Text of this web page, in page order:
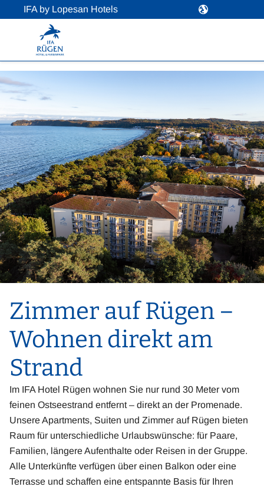
IFA by Lopesan Hotels
Zimmer auf Rügen –
Wohnen direkt am
Strand
Im IFA Hotel Rügen wohnen Sie nur rund 30 Meter vom
feinen Ostseestrand entfernt – direkt an der Promenade.
Unsere Apartments, Suiten und Zimmer auf Rügen bieten
Raum für unterschiedliche Urlaubswünsche: für Paare,
Familien, längere Aufenthalte oder Reisen in der Gruppe.
Alle Unterkünfte verfügen über einen Balkon oder eine
Terrasse und schaffen eine entspannte Basis für Ihren